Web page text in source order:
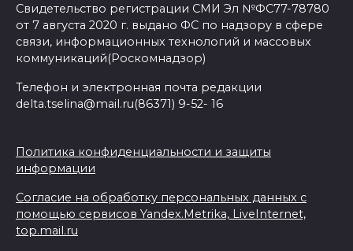
Свидетельство регистрации СМИ Эл №ФС77-78780
от 7 августа 2020 г. выдано ФС по надзору в сфере
связи, информационных технологий и массовых
коммуникаций(Роскомнадзор)
Телефон и электронная почта редакции
delta.tselina@mail.ru(86371) 9-52- 16
Политика конфиденциальности и защиты
информации
Согласие на обработку персональных данных с
помощью сервисов Yandex.Metrika, LiveInternet,
top.mail.ru